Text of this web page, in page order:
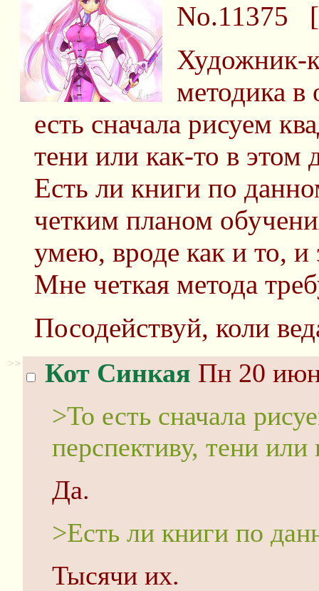
No.11375 [
Художник-
методика в
есть сначала рисуем
тени или как-то в этом
Есть ли книги по
четким планом
умею, вроде как и то, и
Мне четкая метода
Посодействуй, коли
>> Кот Синкая Пн 20
>То есть сначала
перспективу, тени или
Да.
>Есть ли книги по
Тысячи их.